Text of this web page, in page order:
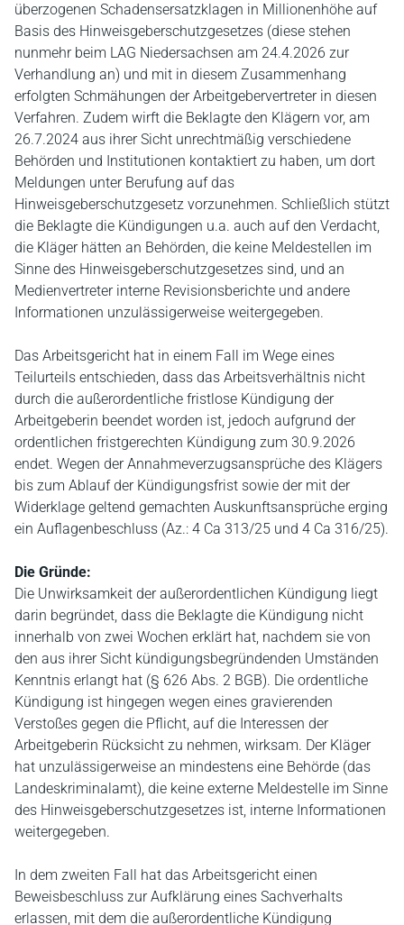
überzogenen Schadensersatzklagen in Millionenhöhe auf
Basis des Hinweisgeberschutzgesetzes (diese stehen
nunmehr beim LAG Niedersachsen am 24.4.2026 zur
Verhandlung an) und mit in diesem Zusammenhang
erfolgten Schmähungen der Arbeitgebervertreter in diesen
Verfahren. Zudem wirft die Beklagte den Klägern vor, am
26.7.2024 aus ihrer Sicht unrechtmäßig verschiedene
Behörden und Institutionen kontaktiert zu haben, um dort
Meldungen unter Berufung auf das
Hinweisgeberschutzgesetz vorzunehmen. Schließlich stützt
die Beklagte die Kündigungen u.a. auch auf den Verdacht,
die Kläger hätten an Behörden, die keine Meldestellen im
Sinne des Hinweisgeberschutzgesetzes sind, und an
Medienvertreter interne Revisionsberichte und andere
Informationen unzulässigerweise weitergegeben.
Das Arbeitsgericht hat in einem Fall im Wege eines
Teilurteils entschieden, dass das Arbeitsverhältnis nicht
durch die außerordentliche fristlose Kündigung der
Arbeitgeberin beendet worden ist, jedoch aufgrund der
ordentlichen fristgerechten Kündigung zum 30.9.2026
endet. Wegen der Annahmeverzugsansprüche des Klägers
bis zum Ablauf der Kündigungsfrist sowie der mit der
Widerklage geltend gemachten Auskunftsansprüche erging
ein Auflagenbeschluss (Az.: 4 Ca 313/25 und 4 Ca 316/25).
Die Gründe:
Die Unwirksamkeit der außerordentlichen Kündigung liegt
darin begründet, dass die Beklagte die Kündigung nicht
innerhalb von zwei Wochen erklärt hat, nachdem sie von
den aus ihrer Sicht kündigungsbegründenden Umständen
Kenntnis erlangt hat (§ 626 Abs. 2 BGB). Die ordentliche
Kündigung ist hingegen wegen eines gravierenden
Verstoßes gegen die Pflicht, auf die Interessen der
Arbeitgeberin Rücksicht zu nehmen, wirksam. Der Kläger
hat unzulässigerweise an mindestens eine Behörde (das
Landeskriminalamt), die keine externe Meldestelle im Sinne
des Hinweisgeberschutzgesetzes ist, interne Informationen
weitergegeben.
In dem zweiten Fall hat das Arbeitsgericht einen
Beweisbeschluss zur Aufklärung eines Sachverhalts
erlassen, mit dem die außerordentliche Kündigung